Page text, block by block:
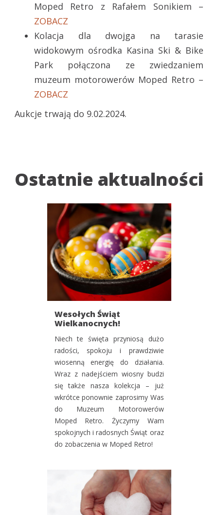
Moped Retro z Rafałem Sonikiem –
ZOBACZ
Kolacja dla dwojga na tarasie
widokowym ośrodka Kasina Ski & Bike
Park połączona ze zwiedzaniem
muzeum motorowerów Moped Retro –
ZOBACZ
Aukcje trwają do 9.02.2024.
Ostatnie aktualności
Wesołych Świąt
Wielkanocnych!
Niech te święta przyniosą dużo
radości, spokoju i prawdziwie
wiosenną energię do działania.
Wraz z nadejściem wiosny budzi
się także nasza kolekcja – już
wkrótce ponownie zaprosimy Was
do Muzeum Motorowerów
Moped Retro. Życzymy Wam
spokojnych i radosnych Świąt oraz
do zobaczenia w Moped Retro!